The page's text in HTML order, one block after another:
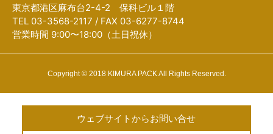
東京都港区麻布台2-4-2 保科ビル１階
TEL 03-3568-2117 / FAX 03-6277-8744
営業時間 9:00〜18:00（土日祝休）
Copyright © 2018 KIMURA PACK All Rights Reserved.
ウェブサイトからお問い合せ